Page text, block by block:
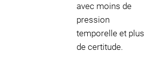
avec moins de
pression
temporelle et plus
de certitude.